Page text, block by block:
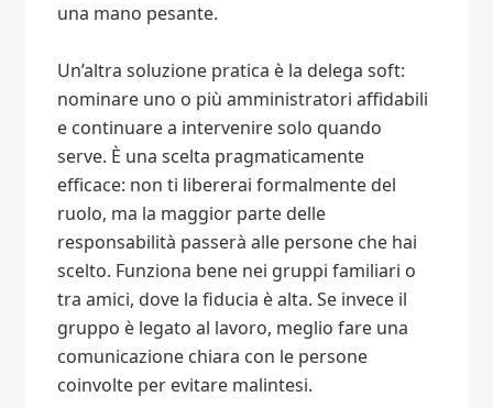
una mano pesante.
Un’altra soluzione pratica è la delega soft:
nominare uno o più amministratori affidabili
e continuare a intervenire solo quando
serve. È una scelta pragmaticamente
efficace: non ti libererai formalmente del
ruolo, ma la maggior parte delle
responsabilità passerà alle persone che hai
scelto. Funziona bene nei gruppi familiari o
tra amici, dove la fiducia è alta. Se invece il
gruppo è legato al lavoro, meglio fare una
comunicazione chiara con le persone
coinvolte per evitare malintesi.